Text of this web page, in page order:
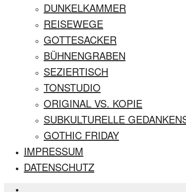
DUNKELKAMMER
REISEWEGE
GOTTESACKER
BÜHNENGRABEN
SEZIERTISCH
TONSTUDIO
ORIGINAL VS. KOPIE
SUBKULTURELLE
GOTHIC FRIDAY
IMPRESSUM
DATENSCHUTZ